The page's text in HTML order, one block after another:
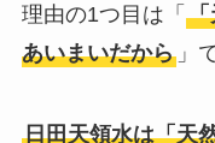
理由の1つ目は「 「
あいまいだから」
日田天領水は「天